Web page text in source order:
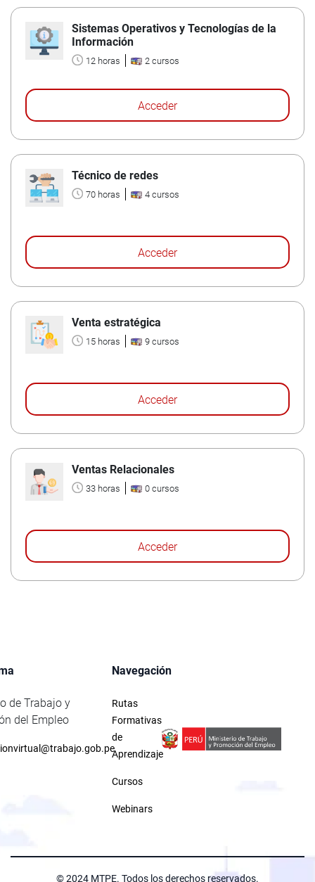
Sistemas Operativos y Tecnologías de la
Información
12 horas 2 cursos
Acceder
Técnico de redes
70 horas 4 cursos
Acceder
Venta estratégica
15 horas 9 cursos
Acceder
Ventas Relacionales
33 horas 0 cursos
Acceder
de Trabajo y
del Empleo
Navegación
Rutas
Formativas
de
Aprendizaje
Cursos
Webinars
© 2024 MTPE. Todos los derechos reservados.